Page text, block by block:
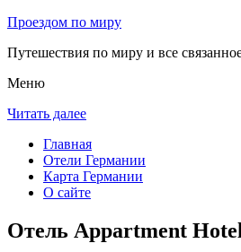
Проездом по миру
Путешествия по миру и все
Меню
Читать далее
Главная
Отели Германии
Карта Германии
О сайте
Отель Appartment